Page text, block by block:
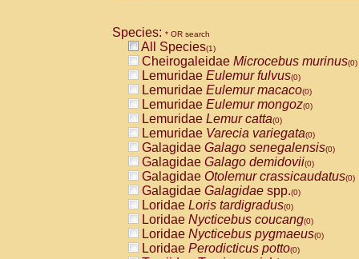
CebidaeCebus capucinus
CebidaeCebus nigrivittatus
CebidaeCebus spp.(0)
CebidaeSaimiri boliviensis(0)
CebidaeSaimiri sciureus(0)
AtelidaeAlouatta caraya(0)
AtelidaeAlouatta fusca(0)
AtelidaeAlouatta seniculus(0)
AtelidaeAlouattaspp.(0)
AtelidaeAteles belzebuth(0)
AtelidaeAteles geoffroyi(0)
AtelidaeAteles paniscus(0)
AtelidaeAtelesspp.(0)
AtelidaeLagothrix lagothricha(0)
AtelidaeLagothrix lagothricha cana
PitheciidaeCacajao calvus
Species: * OR search
All Species(1)
Cheirogaleidae Microcebus murinus(0)
Lemuridae Eulemur fulvus(0)
Lemuridae Eulemur macaco(0)
Lemuridae Eulemur mongoz(0)
Lemuridae Lemur catta(0)
Lemuridae Varecia variegata(0)
Galagidae Galago senegalensis(0)
Galagidae Galago demidovii(0)
Galagidae Otolemur crassicaudatus(0)
Galagidae Galagidae spp.(0)
Loridae Loris tardigradus(0)
Loridae Nycticebus coucang(0)
Loridae Nycticebus pygmaeus(0)
Loridae Perodicticus potto(0)